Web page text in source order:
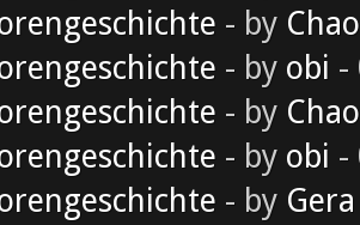
- by
- by obi -
- by
- by obi -
- by Gera